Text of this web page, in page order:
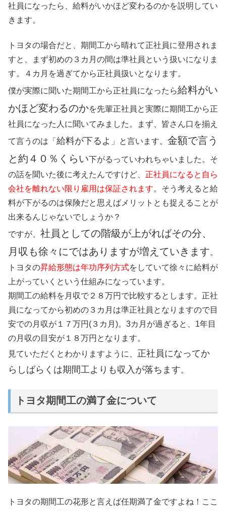
社員になったら、給料がいかほど変わるのかを説明してい
きます。
トヨタの場合だと、期間工から晴れて正社員に登用されま
すと、まず初めの３カ月の間は準社員という扱いになりま
す。４カ月を過ぎてから正社員扱いとなります。
僕が実際に聞いた期間工から正社員になったら給料がい
かほど変わるのかを先輩正社員と実際に期間工から正
社員になった人に聞いてみました。まず、皆さん口を揃え
て言うのは「 給料が下るよ 」と言います。 金額で言う
と約４０％くらい下がるっていわれちゃいました。そ
の話を聞いた後に考えたんですけど、 正社員になると自ら
会社を離れない限り雇用は保証されます。そう考えると給
料が下がるのは保険だと思えばメリットとも捉えることが
出来るんじゃないでしょうか？
ですが、 社員としての階級が上がればその分、
月収も徐々にではありますが増えていきます。
トヨタの昇給形態は年功序列方式をしていて徐々に給料が
上がっていくという仕組みになっています。
期間工の給料を月収で２８万円で比較するとします。正社
員になってから初めの３カ月は準正社員となりますので目
安での月収が１７万円(３カ月)。3カ月が過ぎると、1年目
の月収の目安が１８万円となります。
見ていただくとわかりますように、 正社員になってか
らしばらくは期間工よりも収入が落ちます。
トヨタ期間工の満了金について
トヨタの期間工の花形と言えば任期満了金ですよね！ここ